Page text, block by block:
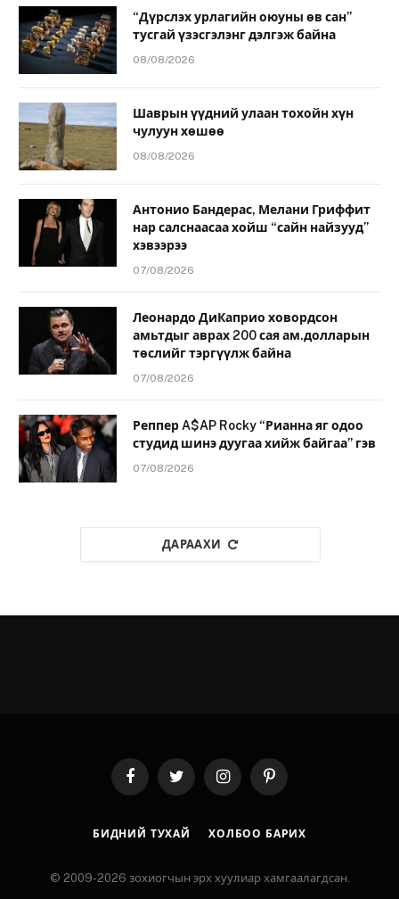
“Дүрслэх урлагийн оюуны өв сан”
тусгай үзэсгэлэнг дэлгэж байна
08/08/2026
Шаврын үүдний улаан тохойн хүн
чулуун хөшөө
08/08/2026
Антонио Бандерас, Мелани Гриффит
нар салснаасаа хойш “сайн найзууд”
хэвээрээ
07/08/2026
Леонардо ДиКаприо ховордсон
амьтдыг аврах 200 сая ам.долларын
төслийг тэргүүлж байна
07/08/2026
Реппер A$AP Rocky “Рианна яг одоо
студид шинэ дуугаа хийж байгаа” гэв
07/08/2026
ДАРААХИ
FacebookTwitter InstagramPinterest
БИДНИЙ ТУХАЙ ХОЛБОО БАРИХ
© 2009-2026 зохиогчын эрх хуулиар хамгаалагдсан.